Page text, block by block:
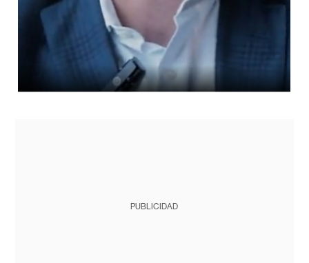
PUBLICIDAD